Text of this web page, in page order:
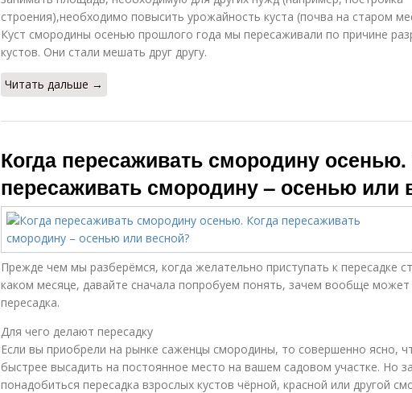
строения),необходимо повысить урожайность куста (почва на старом
Куст смородины осенью прошлого года мы пересаживали по причине
кустов. Они стали мешать друг другу.
Читать дальше →
Когда пересаживать смородину осенью.
пересаживать смородину – осенью или
Прежде чем мы разберёмся, когда желательно приступать к пересадке
каком месяце, давайте сначала попробуем понять, зачем вообще может
пересадка.
Для чего делают пересадку
Если вы приобрели на рынке саженцы смородины, то совершенно ясно,
быстрее высадить на постоянное место на вашем садовом участке. Но
понадобиться пересадка взрослых кустов чёрной, красной или другой